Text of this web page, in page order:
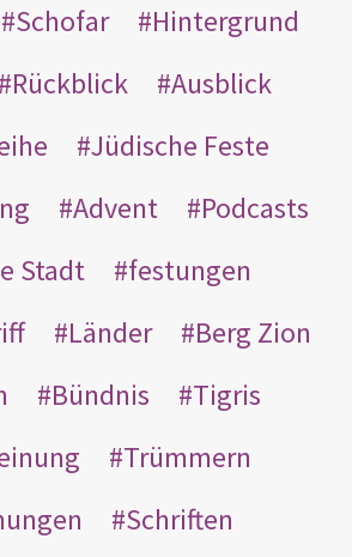
Schofar
Hintergrund
Rückblick
Ausblick
Jüdische Feste
Advent
Podcasts
Stadt
festungen
Länder
Berg Zion
Bündnis
Tigris
Trümmern
Schriften